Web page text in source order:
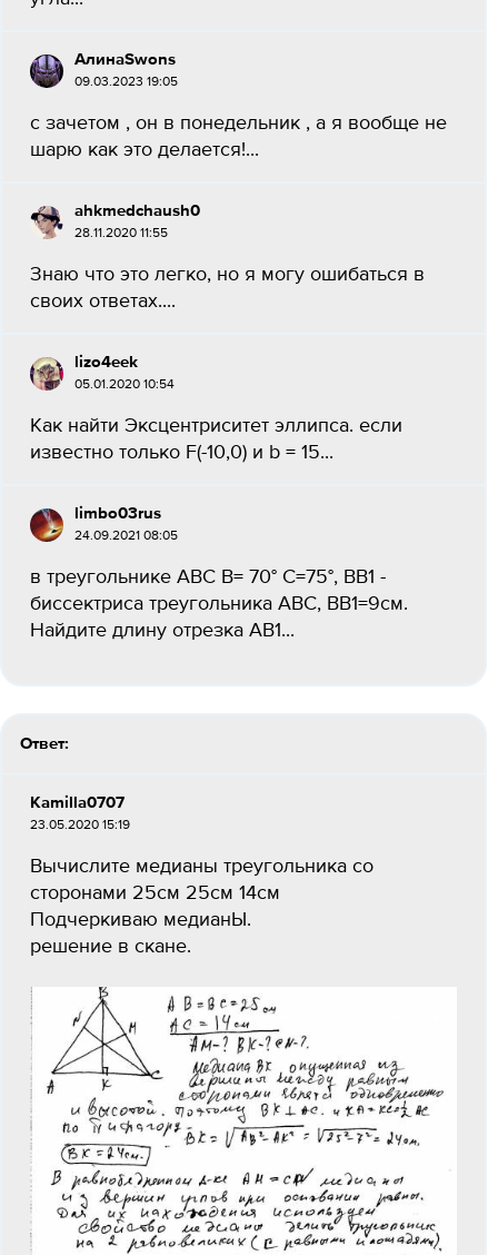
АлинаSwons
09.03.2023 19:05
с зачетом , он в понедельник , а я вообще не
шарю как это делается!...
ahkmedchaush0
28.11.2020 11:55
Знаю что это легко, но я могу ошибаться в
своих ответах....
lizo4eek
05.01.2020 10:54
Как найти Эксцентриситет эллипса. если
известно только F(-10,0) и b = 15...
limbo03rus
24.09.2021 08:05
в треугольнике АВС В= 70° С=75°, ВВ1 -
биссектриса треугольника АВС, ВВ1=9см.
Найдите длину отрезка АВ1...
Ответ:
Kamilla0707
23.05.2020 15:19
Вычислите медианы треугольника со
сторонами 25см 25см 14см
Подчеркиваю медианЫ.
решение в скане.